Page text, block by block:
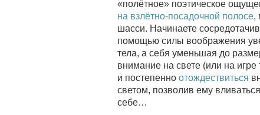
«полётное» поэтическое
на взлётно-посадочной полосе,
шасси. Начинаете
помощью силы воображения
тела, а себя уменьшая до
внимание на свете (или на игре
и постепенно отождествиться
светом, позволив ему
себе…